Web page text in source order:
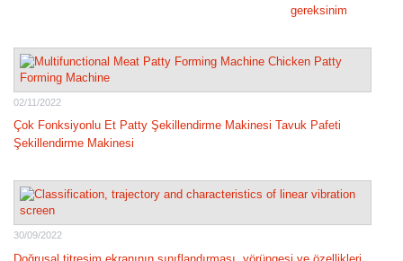
gereksinim
02/11/2022
Çok Fonksiyonlu Et Patty Şekillendirme Makinesi Tavuk Pafeti
Şekillendirme Makinesi
30/09/2022